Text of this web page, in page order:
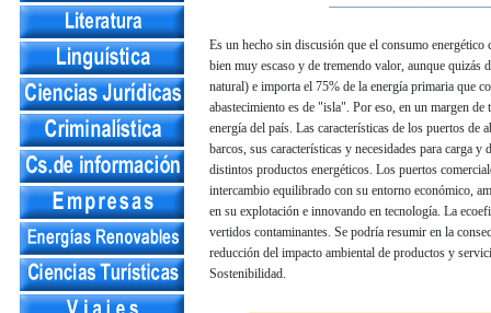
Es un hecho sin discusión que el consumo
bien muy escaso y de tremendo valor, aunque quizás
natural) e importa el 75% de la energía primaria que
abastecimiento es de "isla". Por eso, en un margen
energía del país. Las características de los puertos de
barcos, sus características y necesidades para carga
distintos productos energéticos. Los puertos
intercambio equilibrado con su entorno económico,
en su explotación e innovando en tecnología. La
vertidos contaminantes. Se podría resumir en la
reducción del impacto ambiental de productos y
Sostenibilidad.